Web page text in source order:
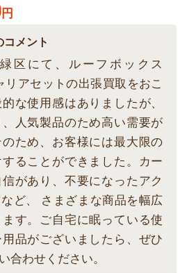
円
コメント
区にて、ルーフボックス
リアセットの出張買取をおこ
な使用感はありましたが、
人気製品のため高い需要が
ため、お客様には最大限の
ることができました。カー
があり、不要になったアク
ど、 さまざまな商品を幅広
す。ご自宅に眠っている使
品がございましたら、ぜひ
合わせください。